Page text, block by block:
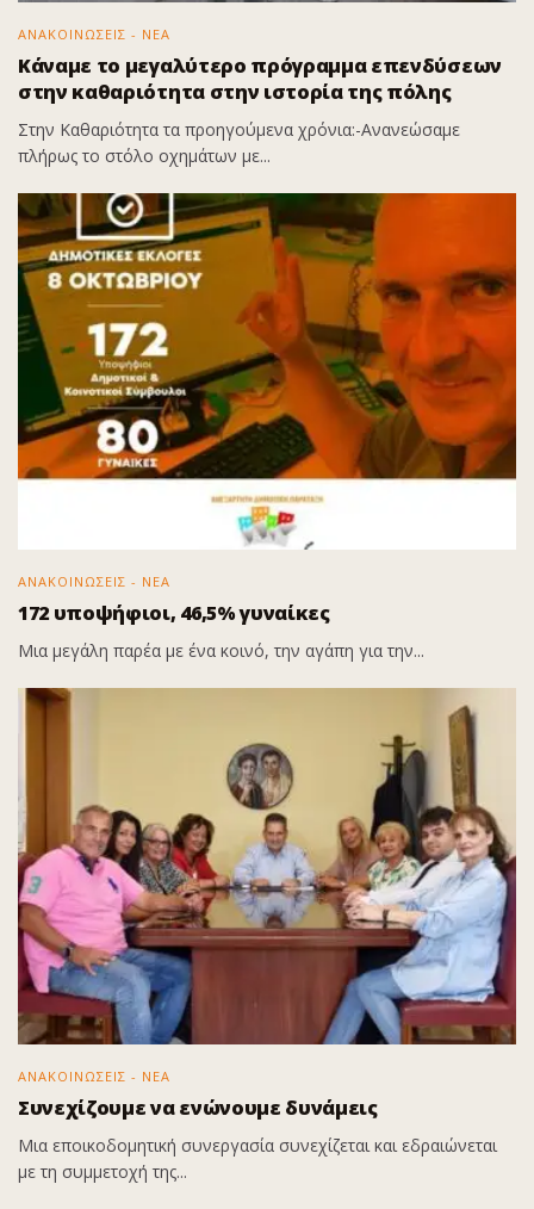
ΑΝΑΚΟΙΝΩΣΕΙΣ - ΝΕΑ
Κάναμε το μεγαλύτερο πρόγραμμα επενδύσεων
στην καθαριότητα στην ιστορία της πόλης
Στην Καθαριότητα τα προηγούμενα χρόνια:-Ανανεώσαμε
πλήρως το στόλο οχημάτων με...
ΑΝΑΚΟΙΝΩΣΕΙΣ - ΝΕΑ
172 υποψήφιοι, 46,5% γυναίκες
Μια μεγάλη παρέα με ένα κοινό, την αγάπη για την...
ΑΝΑΚΟΙΝΩΣΕΙΣ - ΝΕΑ
Συνεχίζουμε να ενώνουμε δυνάμεις
Μια εποικοδομητική συνεργασία συνεχίζεται και εδραιώνεται
με τη συμμετοχή της...